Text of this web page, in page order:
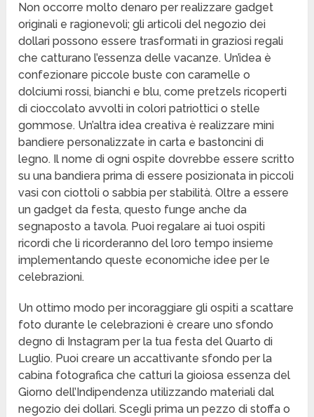
Non occorre molto denaro per realizzare gadget
originali e ragionevoli; gli articoli del negozio dei
dollari possono essere trasformati in graziosi regali
che catturano l’essenza delle vacanze. Un’idea è
confezionare piccole buste con caramelle o
dolciumi rossi, bianchi e blu, come pretzels ricoperti
di cioccolato avvolti in colori patriottici o stelle
gommose. Un’altra idea creativa è realizzare mini
bandiere personalizzate in carta e bastoncini di
legno. Il nome di ogni ospite dovrebbe essere scritto
su una bandiera prima di essere posizionata in piccoli
vasi con ciottoli o sabbia per stabilità. Oltre a essere
un gadget da festa, questo funge anche da
segnaposto a tavola. Puoi regalare ai tuoi ospiti
ricordi che li ricorderanno del loro tempo insieme
implementando queste economiche idee per le
celebrazioni.
Un ottimo modo per incoraggiare gli ospiti a scattare
foto durante le celebrazioni è creare uno sfondo
degno di Instagram per la tua festa del Quarto di
Luglio. Puoi creare un accattivante sfondo per la
cabina fotografica che catturi la gioiosa essenza del
Giorno dell’Indipendenza utilizzando materiali dal
negozio dei dollari. Scegli prima un pezzo di stoffa o